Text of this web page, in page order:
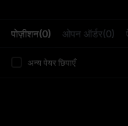
पोज़ीशन(0) ओपन ऑर्डर(0)
अन्य पेयर छिपाएँ